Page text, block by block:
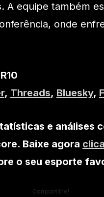
A equipe também
onde
, Threads, Bluesky,
e análises
Baixe agora
o seu esporte
Compartilhe!